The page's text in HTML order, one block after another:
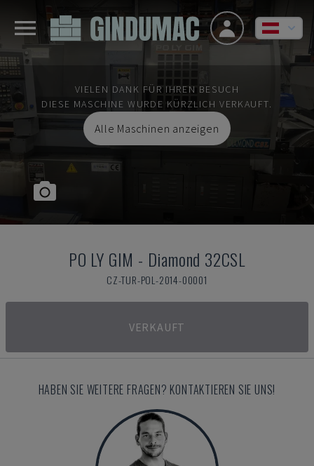
VIELEN DANK FÜR IHREN BESUCH
DIESE MASCHINE WURDE KÜRZLICH VERKAUFT.
Alle Maschinen anzeigen
PO LY GIM - Diamond 32CSL
CZ-TUR-POL-2014-00001
VERKAUFT
HABEN SIE WEITERE FRAGEN? KONTAKTIEREN SIE UNS!